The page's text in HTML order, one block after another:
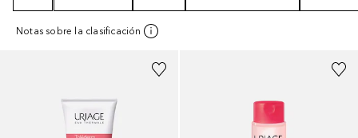
Notas sobre la clasificación